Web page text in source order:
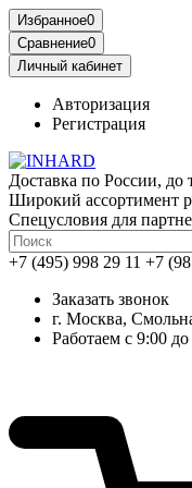
Избранное0
Сравнение0
Личный кабинет
Авторизация
Регистрация
Доставка по России, до
Широкий ассортимент
Спецусловия для
+7 (495) 998 29 11 +7
Заказать звонок
г. Москва,
Работаем с 9:00